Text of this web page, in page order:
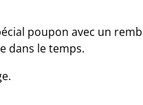
poupon avec un
dans le temps.